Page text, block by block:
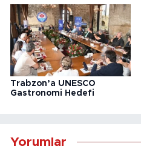
Trabzon’a UNESCO
Gastronomi Hedefi
Yorumlar